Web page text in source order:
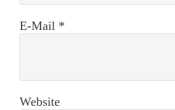
E-Mail *
Website